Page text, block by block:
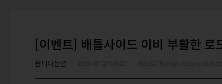
[이벤트] 배틀사이드 이비 부활한 로
싼티나는년